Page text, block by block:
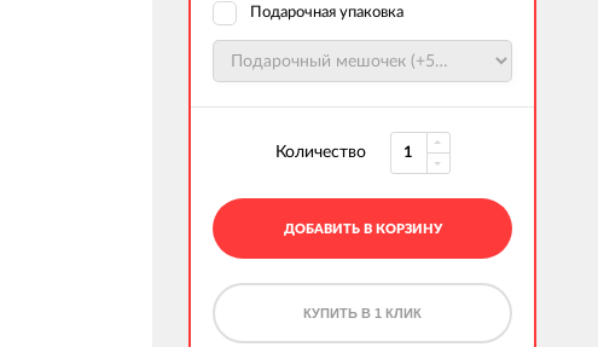
Подарочная упаковка
Количество
ДОБАВИТЬ В КОРЗИНУ
КУПИТЬ В 1 КЛИК